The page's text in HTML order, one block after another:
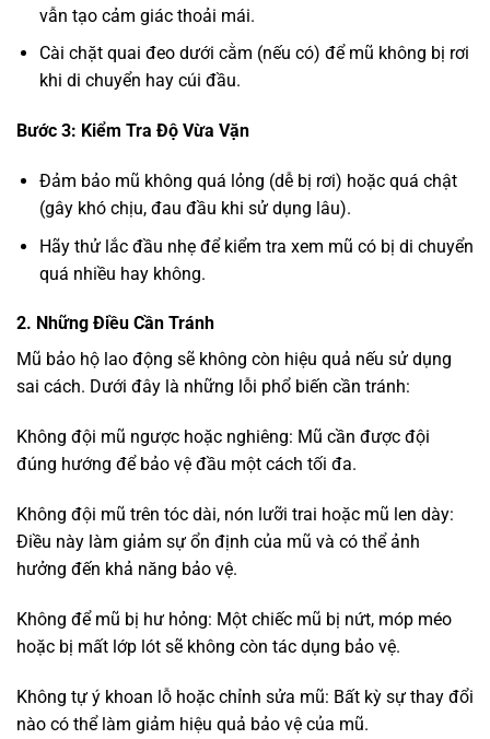
vẫn tạo cảm giác thoải mái.
Cài chặt quai đeo dưới cằm (nếu có) để mũ không bị rơi
khi di chuyển hay cúi đầu.
Bước 3: Kiểm Tra Độ Vừa Vặn
Đảm bảo mũ không quá lỏng (dễ bị rơi) hoặc quá chật
(gây khó chịu, đau đầu khi sử dụng lâu).
Hãy thử lắc đầu nhẹ để kiểm tra xem mũ có bị di chuyển
quá nhiều hay không.
2. Những Điều Cần Tránh
Mũ bảo hộ lao động sẽ không còn hiệu quả nếu sử dụng
sai cách. Dưới đây là những lỗi phổ biến cần tránh:
Không đội mũ ngược hoặc nghiêng: Mũ cần được đội
đúng hướng để bảo vệ đầu một cách tối đa.
Không đội mũ trên tóc dài, nón lưỡi trai hoặc mũ len dày:
Điều này làm giảm sự ổn định của mũ và có thể ảnh
hưởng đến khả năng bảo vệ.
Không để mũ bị hư hỏng: Một chiếc mũ bị nứt, móp méo
hoặc bị mất lớp lót sẽ không còn tác dụng bảo vệ.
Không tự ý khoan lỗ hoặc chỉnh sửa mũ: Bất kỳ sự thay đổi
nào có thể làm giảm hiệu quả bảo vệ của mũ.